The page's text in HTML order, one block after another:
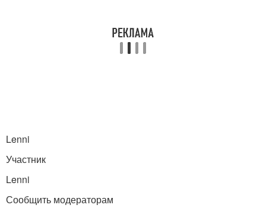
Lenni
Участник
Lenni
Сообщить модераторам